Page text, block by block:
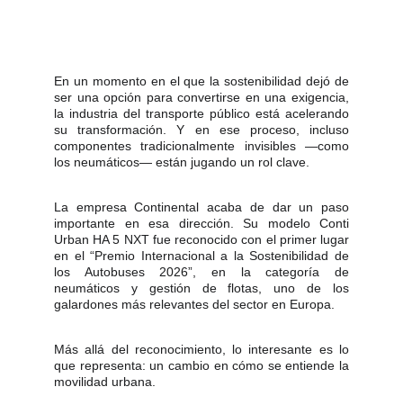
En un momento en el que la sostenibilidad dejó de
ser una opción para convertirse en una exigencia,
la industria del transporte público está acelerando
su transformación. Y en ese proceso, incluso
componentes tradicionalmente invisibles —como
los neumáticos— están jugando un rol clave.
La empresa Continental acaba de dar un paso
importante en esa dirección. Su modelo Conti
Urban HA 5 NXT fue reconocido con el primer lugar
en el “Premio Internacional a la Sostenibilidad de
los Autobuses 2026”, en la categoría de
neumáticos y gestión de flotas, uno de los
galardones más relevantes del sector en Europa.
Más allá del reconocimiento, lo interesante es lo
que representa: un cambio en cómo se entiende la
movilidad urbana.